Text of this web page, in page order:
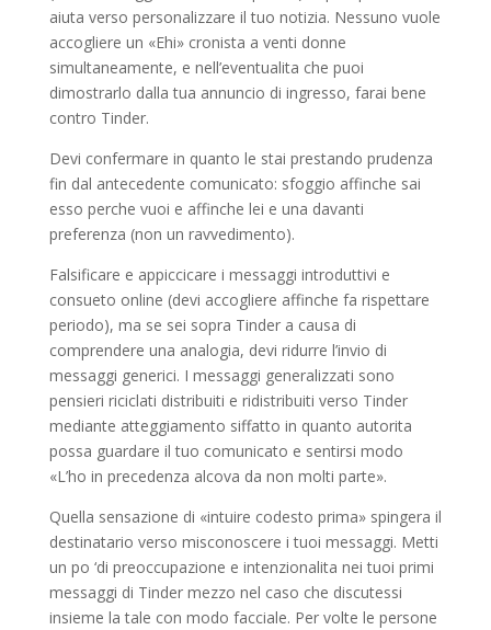
aiuta verso personalizzare il tuo notizia. Nessuno vuole
accogliere un «Ehi» cronista a venti donne
simultaneamente, e nell’eventualita che puoi
dimostrarlo dalla tua annuncio di ingresso, farai bene
contro Tinder.
Devi confermare in quanto le stai prestando prudenza
fin dal antecedente comunicato: sfoggio affinche sai
esso perche vuoi e affinche lei e una davanti
preferenza (non un ravvedimento).
Falsificare e appiccicare i messaggi introduttivi e
consueto online (devi accogliere affinche fa rispettare
periodo), ma se sei sopra Tinder a causa di
comprendere una analogia, devi ridurre l’invio di
messaggi generici. I messaggi generalizzati sono
pensieri riciclati distribuiti e ridistribuiti verso Tinder
mediante atteggiamento siffatto in quanto autorita
possa guardare il tuo comunicato e sentirsi modo
«L’ho in precedenza alcova da non molti parte».
Quella sensazione di «intuire codesto prima» spingera il
destinatario verso misconoscere i tuoi messaggi. Metti
un po ‘di preoccupazione e intenzionalita nei tuoi primi
messaggi di Tinder mezzo nel caso che discutessi
insieme la tale con modo facciale. Per volte le persone